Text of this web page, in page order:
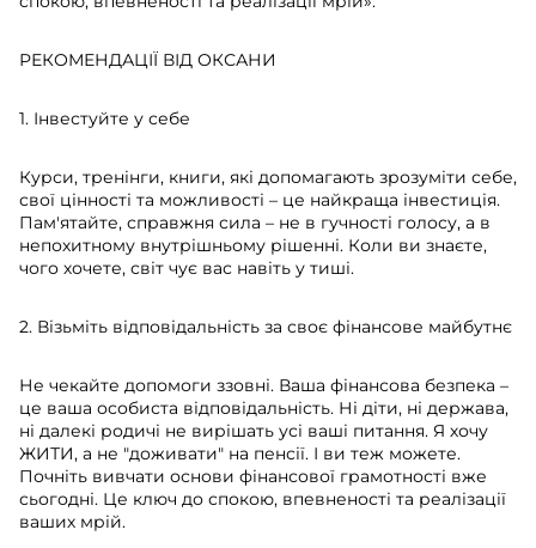
РЕКОМЕНДАЦІЇ ВІД ОКСАНИ
1. Інвестуйте у себе
Курси, тренінги, книги, які допомагають зрозуміти себе,
свої цінності та можливості – це найкраща інвестиція.
Пам'ятайте, справжня сила – не в гучності голосу, а в
непохитному внутрішньому рішенні. Коли ви знаєте,
чого хочете, світ чує вас навіть у тиші.
2. Візьміть відповідальність за своє фінансове майбутнє
Не чекайте допомоги ззовні. Ваша фінансова безпека –
це ваша особиста відповідальність. Ні діти, ні держава,
ні далекі родичі не вирішать усі ваші питання. Я хочу
ЖИТИ, а не "доживати" на пенсії. І ви теж можете.
Почніть вивчати основи фінансової грамотності вже
сьогодні. Це ключ до спокою, впевненості та реалізації
ваших мрій.